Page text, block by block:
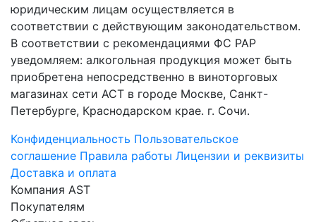
юридическим лицам осуществляется в
соответствии с действующим законодательством.
В соответствии с рекомендациями ФС РАР
уведомляем: алкогольная продукция может быть
приобретена непосредственно в виноторговых
магазинах сети АСТ в городе Москве, Санкт-
Петербурге, Краснодарском крае. г. Сочи.
Конфиденциальность Пользовательское
соглашение Правила работы Лицензии и реквизиты
Доставка и оплата
Компания AST
Покупателям